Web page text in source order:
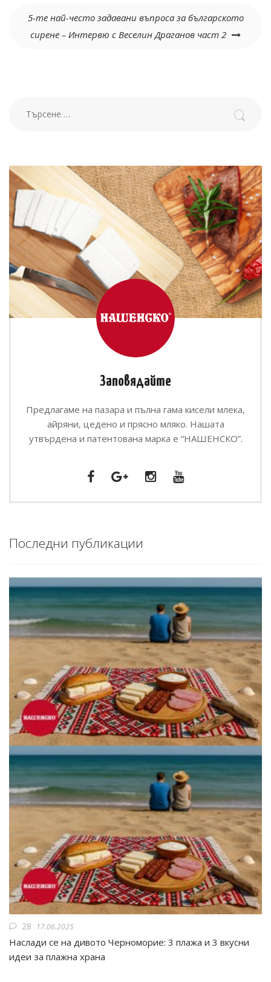
5-те най-често задавани въпроса за българското
сирене – Интервю с Веселин Драганов част 2
Заповядайте
Предлагаме на пазара и пълна гама кисели млека,
айряни, цедено и прясно мляко. Нашата
утвърдена и патентована марка е “НАШЕНСКО”.
Последни публикации
28 17.06.2025
Наслади се на дивото Черноморие: 3 плажа и 3 вкусни
идеи за плажна храна